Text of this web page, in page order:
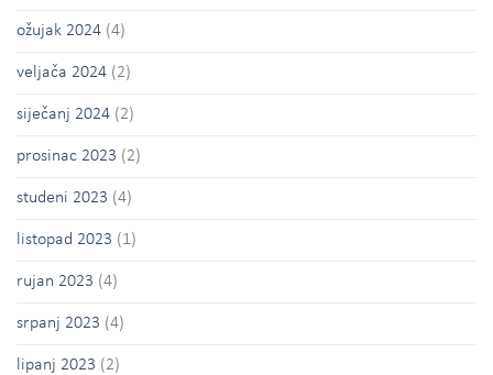
ožujak 2024 (4)
veljača 2024 (2)
siječanj 2024 (2)
prosinac 2023 (2)
studeni 2023 (4)
listopad 2023 (1)
rujan 2023 (4)
srpanj 2023 (4)
lipanj 2023 (2)